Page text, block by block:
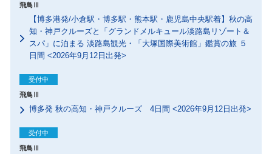
飛鳥Ⅲ
【博多港発/小倉駅・博多駅・熊本駅・鹿児島中央駅着】秋の高
知・神戸クルーズと「グランドメルキュール淡路島リゾート＆
スパ」に泊まる 淡路島観光・「大塚国際美術館」鑑賞の旅 ５
日間 <2026年9月12日出発>
飛鳥Ⅲ
受付中
博多発 秋の高知・神戸クルーズ 4日間 <2026年9月12日出発>
飛鳥Ⅲ
受付中